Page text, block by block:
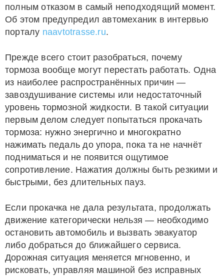
полным отказом в самый неподходящий момент.
Об этом предупредил автомеханик в интервью
порталу naavtotrasse.ru.
Прежде всего стоит разобраться, почему
тормоза вообще могут перестать работать. Одна
из наиболее распространённых причин —
завоздушивание системы или недостаточный
уровень тормозной жидкости. В такой ситуации
первым делом следует попытаться прокачать
тормоза: нужно энергично и многократно
нажимать педаль до упора, пока та не начнёт
подниматься и не появится ощутимое
сопротивление. Нажатия должны быть резкими и
быстрыми, без длительных пауз.
Если прокачка не дала результата, продолжать
движение категорически нельзя — необходимо
остановить автомобиль и вызвать эвакуатор
либо добраться до ближайшего сервиса.
Дорожная ситуация меняется мгновенно, и
рисковать, управляя машиной без исправных